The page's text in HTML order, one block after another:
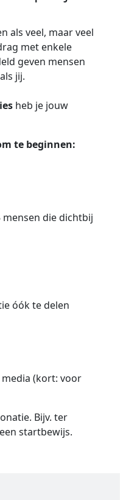
als veel, maar veel
met enkele
geven mensen
jij.
heb je jouw
te beginnen:
mensen die dichtbij
óók te delen
(kort: voor
Bijv. ter
startbewijs.